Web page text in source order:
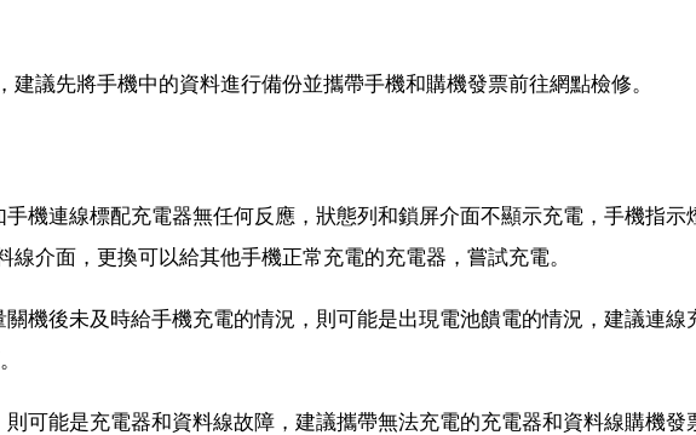
議先將手機中的資料進行備份並攜帶手機和購機發票前往網點檢修。
機連線標配充電器無任何反應，狀態列和鎖屏介面不顯示充電，手機指示
介面，更換可以給其他手機正常充電的充電器，嘗試充電。
機後未及時給手機充電的情況，則可能是出現電池饋電的情況，建議連線
可能是充電器和資料線故障，建議攜帶無法充電的充電器和資料線購機發